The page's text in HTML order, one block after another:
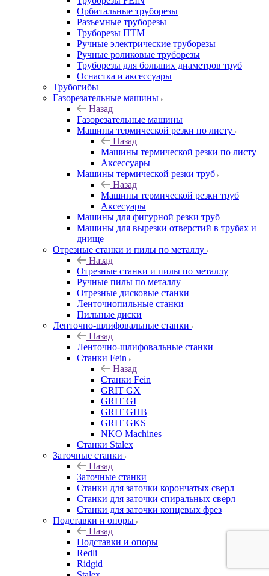
Орбитальные труборезы
Разъемные труборезы
Труборезы ПТМ
Ручные электрические труборезы
Ручные роликовые труборезы
Труборезы для больших диаметров труб
Оснастка и аксессуары
Трубогибы
Газорезательные машины
Назад
Газорезательные машины
Машины термической резки по листу
Назад
Машины термической резки по листу
Аксессуары
Машины термической резки труб
Назад
Машины термической резки труб
Аксесуары
Машины для фигурной резки труб
Машины для вырезки отверстий в трубах и
днище
Отрезные станки и пилы по металлу
Назад
Отрезные станки и пилы по металлу
Ручные пилы по металлу
Отрезные дисковые станки
Ленточнопильные станки
Пильные диски
Ленточно-шлифовальные станки
Назад
Ленточно-шлифовальные станки
Станки Fein
Назад
Станки Fein
GRIT GX
GRIT GI
GRIT GHB
GRIT GKS
NKO Machines
Станки Stalex
Заточные станки
Назад
Заточные станки
Станки для заточки корончатых сверл
Станки для заточки спиральных сверл
Станки для заточки концевых фрез
Подставки и опоры
Назад
Подставки и опоры
Redli
Ridgid